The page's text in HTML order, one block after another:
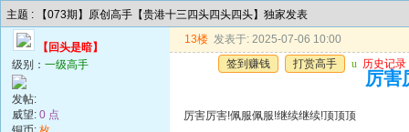
主题 : 【073期】原创高手【贵港十三四头四头四头】独家发表
【回头是暗】
级别： 一级高手
发帖:
威望: 0 点
13楼 发表于: 2025-07-06 10:00
签到赚钱
打赏高手 u 历史记录
厉害
厉害厉害!佩服佩服!继续继续!顶顶顶